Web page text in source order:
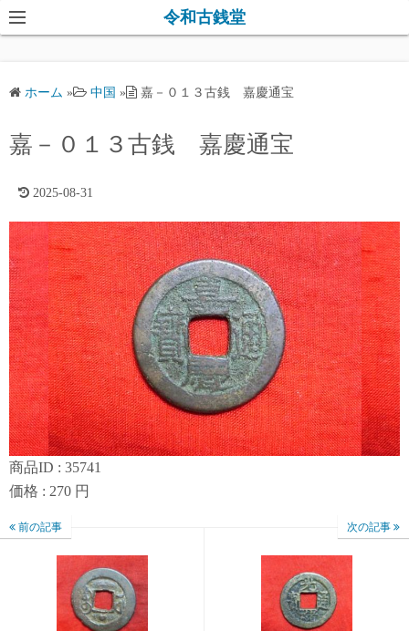
コ
ン
ス
プ
令和古銭堂
ホーム » 中国 » 嘉－０１３古銭 嘉慶通宝
嘉－０１３古銭 嘉慶通宝
2025-08-31
商品ID : 35741
価格 : 270 円
前の記事 次の記事